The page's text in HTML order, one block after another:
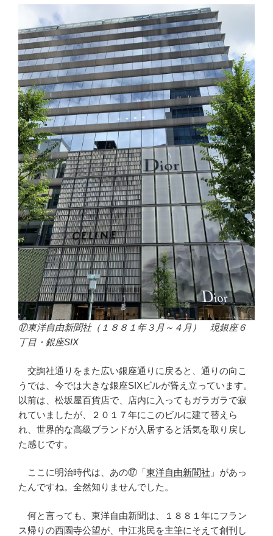
⑰東洋自由新聞社（１８８１年３月～４月） 現銀座６
丁目・銀座SIX
交詢社通りをまた広い銀座通りに戻ると、通りの向こ
うでは、今では大きな銀座SIXビルが聳え立っています。
以前は、松坂屋百貨店で、店内に入ってもガラガラで寂
れていましたが、２０１７年にこのビルに建て替えら
れ、世界的な高級ブランドが入居すると活気を取り戻し
た感じです。
ここに明治時代は、あの⑰「東洋自由新聞社 」があっ
たんですね。全然知りませんでした。
何と言っても、東洋自由新聞は、１８８１年にフラン
ス帰りの西園寺公望が、中江兆民を主筆にそえて創刊し